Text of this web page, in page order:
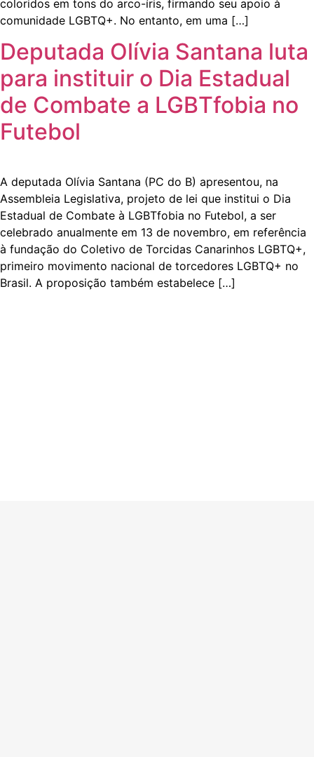
coloridos em tons do arco-íris, firmando seu apoio à
comunidade LGBTQ+. No entanto, em uma […]
Deputada Olívia Santana luta
para instituir o Dia Estadual
de Combate a LGBTfobia no
Futebol
A deputada Olívia Santana (PC do B) apresentou, na
Assembleia Legislativa, projeto de lei que institui o Dia
Estadual de Combate à LGBTfobia no Futebol, a ser
celebrado anualmente em 13 de novembro, em referência
à fundação do Coletivo de Torcidas Canarinhos LGBTQ+,
primeiro movimento nacional de torcedores LGBTQ+ no
Brasil. A proposição também estabelece […]